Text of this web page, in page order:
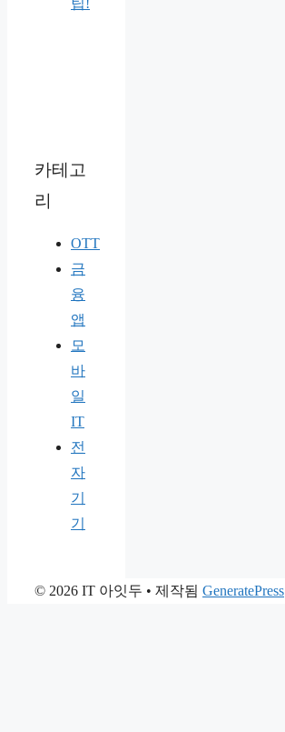
팁!
카테고
리
OTT
금
융
앱
모
바
일
IT
전
자
기
기
© 2026 IT 아잇두 • 제작됨 GeneratePress